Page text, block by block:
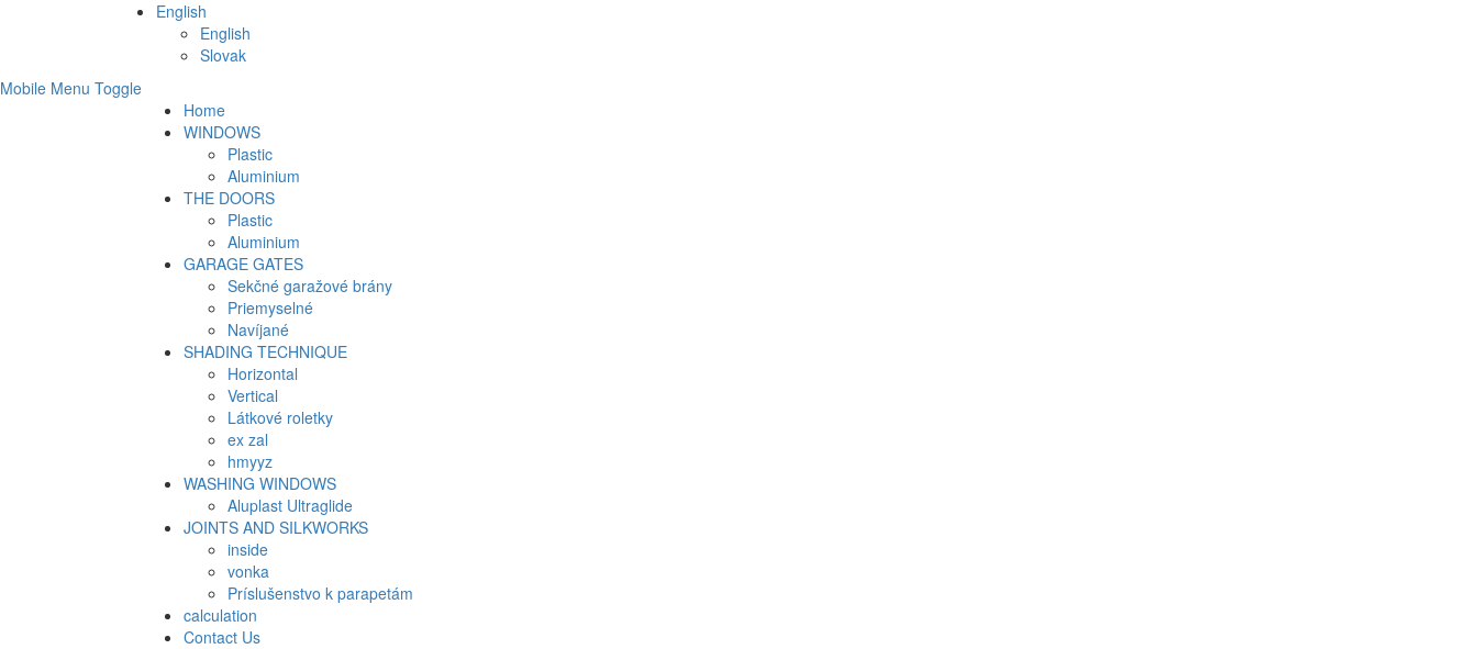
English
English
Slovak
Mobile Menu Toggle
Home
WINDOWS
Plastic
Aluminium
THE DOORS
Plastic
Aluminium
GARAGE GATES
Sekčné garažové brány
Priemyselné
Navíjané
SHADING TECHNIQUE
Horizontal
Vertical
Látkové roletky
ex zal
hmyyz
WASHING WINDOWS
Aluplast Ultraglide
JOINTS AND SILKWORKS
inside
vonka
Príslušenstvo k parapetám
calculation
Contact Us